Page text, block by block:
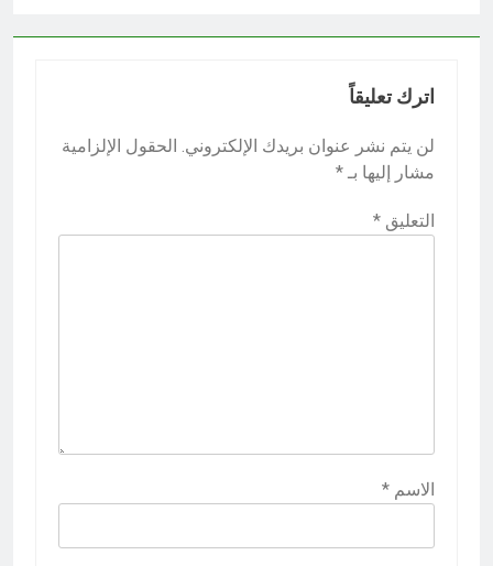
اترك تعليقاً
لن يتم نشر عنوان بريدك الإلكتروني. الحقول الإلزامية
مشار إليها بـ *
التعليق *
الاسم *